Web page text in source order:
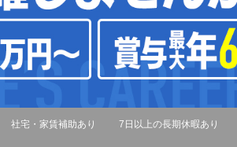
社宅・家賃補助あり 7日以上の長期休暇あり